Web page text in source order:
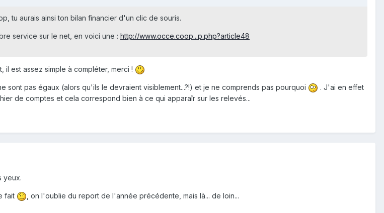
tu aurais ainsi ton bilan financier d'un clic de souris.
service sur le net, en voici une : http://www.occe.coop...p.php?article48
il est assez simple à compléter, merci !
sont pas égaux (alors qu'ils le devraient visiblement...?!) et je ne comprends pas pourquoi
. J'ai en effet
de comptes et cela correspond bien à ce qui apparaîr sur les relevés...
yeux.
fait , on l'oublie du report de l'année précédente, mais là... de loin...